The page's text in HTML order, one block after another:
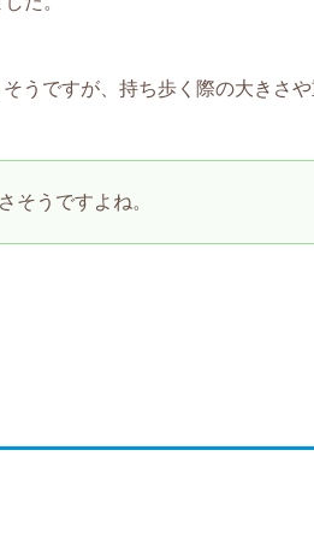
うですが、持ち歩く際の大きさや
そうですよね。